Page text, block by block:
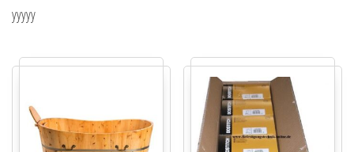
yyyyy